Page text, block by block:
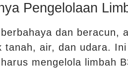
Pengelolaan
dan beracun,
tanah, air, dan udara.
mengelola limbah